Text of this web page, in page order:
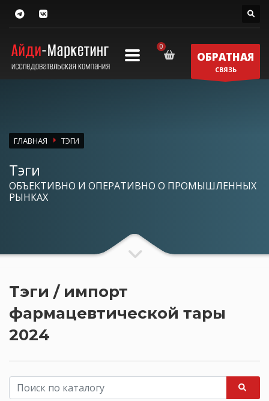
ОБРАТНАЯ
СВЯЗЬ
ГЛАВНАЯ ТЭГИ
Тэги
ОБЪЕКТИВНО И ОПЕРАТИВНО О ПРОМЫШЛЕННЫХ
РЫНКАХ
Тэги / импорт
фармацевтической тары
2024